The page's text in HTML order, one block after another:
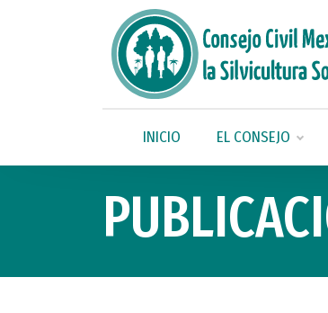
INICIO EL CONSEJO